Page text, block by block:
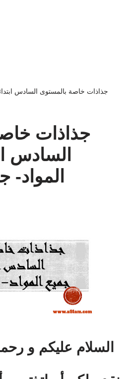
جذاذات خاصة بالمستوى السادس
جذاذات
السادس
المواد-
السلام عليكم و